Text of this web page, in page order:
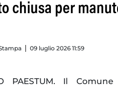
chiusa per
09 luglio 2026 11:59
PAESTUM. Il